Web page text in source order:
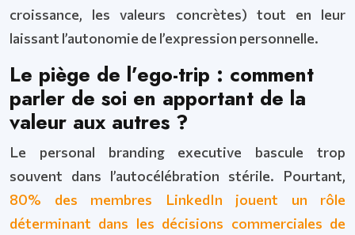
croissance, les valeurs concrètes) tout en leur
laissant l’autonomie de l’expression personnelle.
Le piège de l’ego-trip : comment
parler de soi en apportant de la
valeur aux autres ?
Le personal branding executive bascule trop
souvent dans l’autocélébration stérile. Pourtant,
80% des membres LinkedIn jouent un rôle
déterminant dans les décisions commerciales de